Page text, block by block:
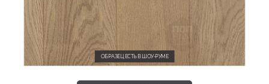
ОБРАЗЕЦ ЕСТЬ В ШОУ-РУМЕ